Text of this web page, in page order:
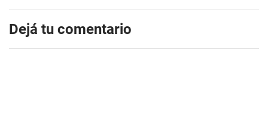
Dejá tu comentario